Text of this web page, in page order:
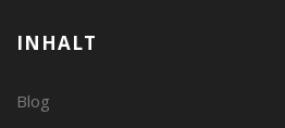
INHALT
Blog